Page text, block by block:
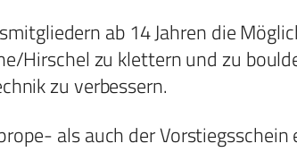
ab 14 Jahren die
Hirschel zu klettern und zu
zu verbessern.
als auch der